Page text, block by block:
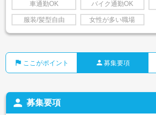
車通勤OK バイク通勤OK
服装/髪型自由 女性が多い職場
flag ここがポイント person 募集要項
person 募集要項